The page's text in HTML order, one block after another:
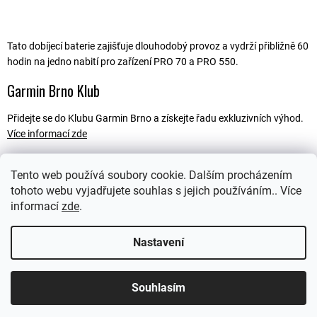
Tento web používá soubory cookie. Dalším procházením
tohoto webu vyjadřujete souhlas s jejich používáním.. Více
informací zde.
Nastavení
Souhlasím
Tato dobíjecí baterie zajišťuje dlouhodobý provoz a vydrží přibližně 60
hodin na jedno nabití pro zařízení PRO 70 a PRO 550.
Garmin Brno Klub
Přidejte se do Klubu Garmin Brno a získejte řadu exkluzivních výhod.
Více informací zde
Popis